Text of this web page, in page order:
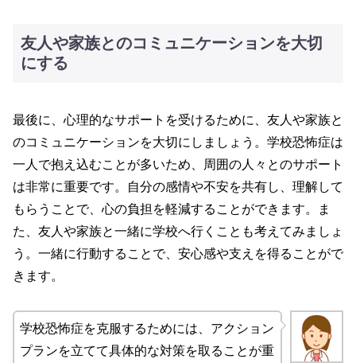
友人や家族とのコミュニケーションを大切
にする
最後に、心理的なサポートを受けるために、友人や家族と
のコミュニケーションを大切にしましょう。学校恐怖症は
一人で抱え込むことが多いため、周囲の人々とのサポート
は非常に重要です。自分の感情や不安を共有し、理解して
もらうことで、心の負担を軽減することができます。ま
た、友人や家族と一緒に学校へ行くことも考えてみましょ
う。一緒に行動することで、安心感や支えを得ることがで
きます。
学校恐怖症を克服するためには、アクション
プランを立てて具体的な対策を取ることが重